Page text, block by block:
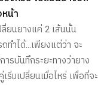
น้า
ลี่ยนยางแค่ 2 เส้นนั้น
ถทำได้…เพียงแต่ว่า จะ
ารบันทึกระยะทางว่ายาง
เริ่มเปลี่ยนเมื่อไหร่ เพื่อที่จะ